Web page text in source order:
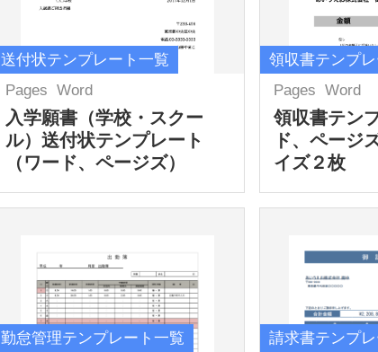
送付状テンプレート一覧
Pages Word
入学願書（学校・スクー
ル）送付状テンプレート
（ワード、ページズ）
領収書テンプ
Pages Word
領収書テン
ド、ページ
イズ２枚
勤怠管理テンプレート一覧
請求書テンプ